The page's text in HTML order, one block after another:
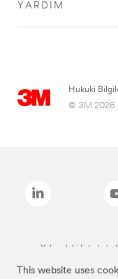
This website uses
YARDIM
Hukuki
© 3M 2026.
Yukarıdaki listede